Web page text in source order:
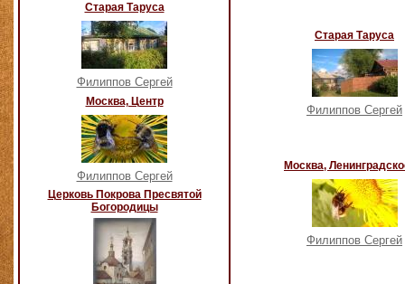
Старая Таруса
Филиппов Сергей
Москва, Центр
Филиппов Сергей
Церковь Покрова Пресвятой
Богородицы
Старая Таруса
Филиппов Сергей
Москва,
Филиппов Сергей